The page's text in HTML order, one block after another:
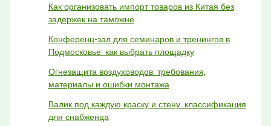
Как организовать импорт товаров из Китая без
задержек на таможне
Конференц-зал для семинаров и тренингов в
Подмосковье: как выбрать площадку
Огнезащита воздуховодов: требования,
материалы и ошибки монтажа
Валик под каждую краску и стену: классификация
для снабженца